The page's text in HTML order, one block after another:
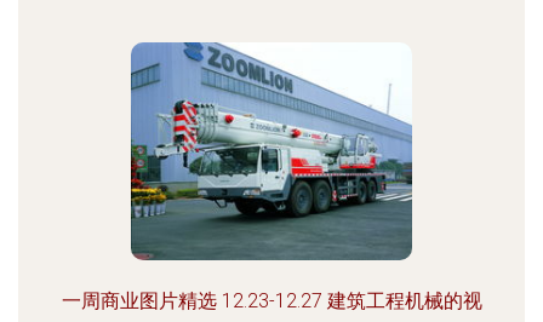
一周商业图片精选 12.23-12.27 建筑工程机械的视